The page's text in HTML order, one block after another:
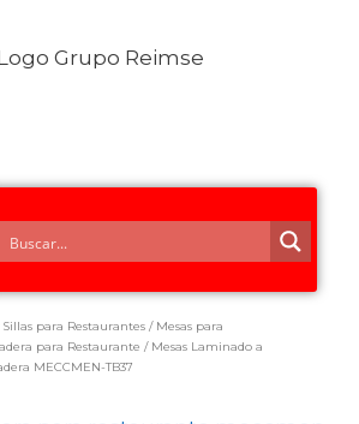
para Restaurantes / Mesas para
para Restaurante / Mesas Laminado a
MECCMEN-TB37